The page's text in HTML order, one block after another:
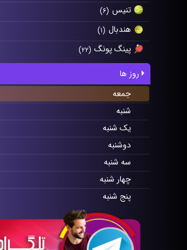
تنیس (۶)
هندبال (۱)
پینگ پونگ (۲۲)
روز ها
جمعه
شنبه
یک شنبه
دوشنبه
سه شنبه
چهار شنبه
پنج شنبه